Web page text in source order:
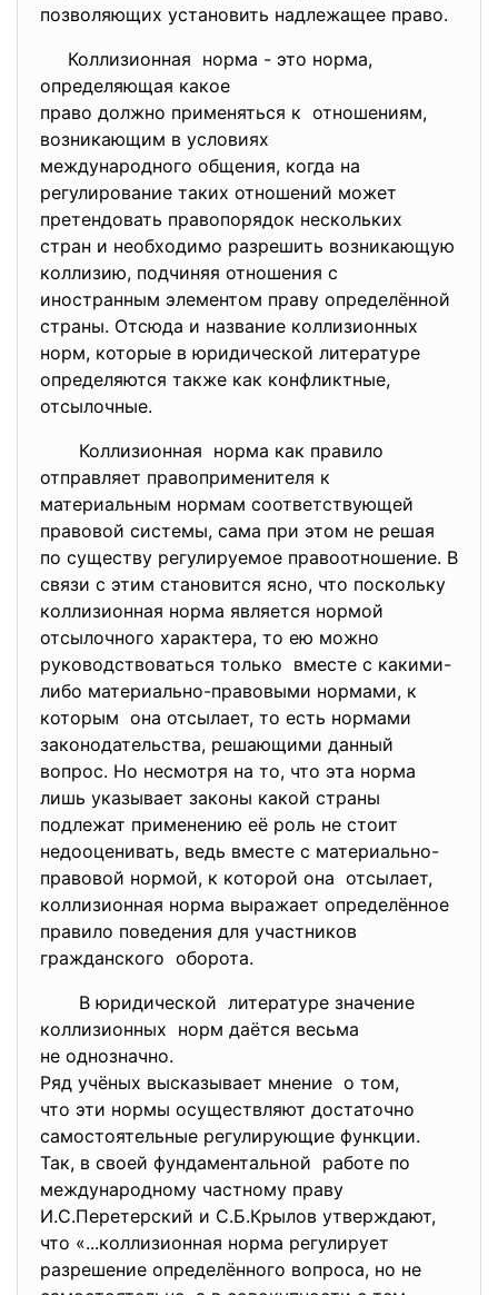
позволяющих установить надлежащее право.
Коллизионная норма - это норма,
определяющая какое
право должно применяться к отношениям,
возникающим в условиях
международного общения, когда на
регулирование таких отношений может
претендовать правопорядок нескольких
стран и необходимо разрешить возникающую
коллизию, подчиняя отношения с
иностранным элементом праву определённой
страны. Отсюда и название коллизионных
норм, которые в юридической литературе
определяются также как конфликтные,
отсылочные.
Коллизионная норма как правило
отправляет правоприменителя к
материальным нормам соответствующей
правовой системы, сама при этом не решая
по существу регулируемое правоотношение. В
связи с этим становится ясно, что поскольку
коллизионная норма является нормой
отсылочного характера, то ею можно
руководствоваться только вместе с какими-
либо материально-правовыми нормами, к
которым она отсылает, то есть нормами
законодательства, решающими данный
вопрос. Но несмотря на то, что эта норма
лишь указывает законы какой страны
подлежат применению её роль не стоит
недооценивать, ведь вместе с материально-
правовой нормой, к которой она отсылает,
коллизионная норма выражает определённое
правило поведения для участников
гражданского оборота.
В юридической литературе значение
коллизионных норм даётся весьма
не однозначно.
Ряд учёных высказывает мнение о том,
что эти нормы осуществляют достаточно
самостоятельные регулирующие функции.
Так, в своей фундаментальной работе по
международному частному праву
И.С.Перетерский и С.Б.Крылов утверждают,
что «...коллизионная норма регулирует
разрешение определённого вопроса, но не